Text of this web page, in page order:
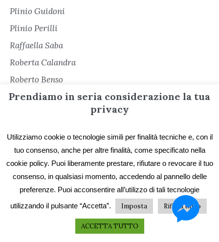
Plinio Guidoni
Plinio Perilli
Raffaella Saba
Roberta Calandra
Roberto Benso
Roberto Paravagna
Rossella Maiore Tamponi
Rudy Marra
Salvatore Orofino
Prendiamo in seria considerazione la tua
privacy
Utilizziamo cookie o tecnologie simili per finalità tecniche e, con il
tuo consenso, anche per altre finalità, come specificato nella
cookie policy. Puoi liberamente prestare, rifiutare o revocare il tuo
consenso, in qualsiasi momento, accedendo al pannello delle
preferenze. Puoi acconsentire all’utilizzo di tali tecnologie
utilizzando il pulsante “Accetta”.
Imposta Rifiuta tutto
ACCETTA TUTTO